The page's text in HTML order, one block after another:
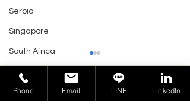
Serbia
Singapore
South Africa
Taiwan
Tanzania 業務洽詢 >
Phone Email LINE LinkedIn